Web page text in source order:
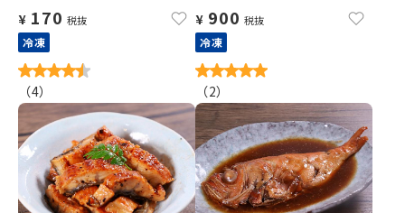
¥ 170 税抜
冷凍
（4）
¥ 900 税抜
冷凍
（2）